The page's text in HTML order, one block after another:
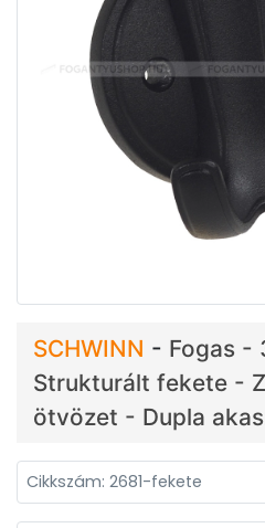
SCHWINN - Fogas -
Strukturált fekete -
ötvözet - Dupla
Cikkszám: 2681-fekete